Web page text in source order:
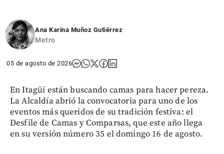
Ana Karina Muñoz Gutiérrez
Metro
05 de agosto de 2026
En Itagüí están buscando camas para hacer pereza.
La Alcaldía abrió la convocatoria para uno de los
eventos más queridos de su tradición festiva: el
Desfile de Camas y Comparsas, que este año llega
en su versión número 35 el domingo 16 de agosto.